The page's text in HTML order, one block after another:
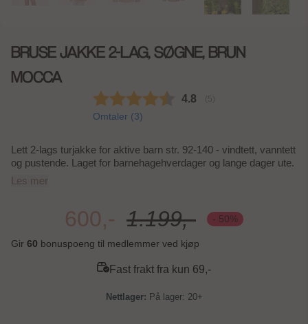
BRUSE JAKKE 2-LAG, SØGNE, BRUN
MOCCA
Gjennomsnittskarakter:
4.8
Omtaler (3)
Lett 2-lags turjakke for aktive barn str. 92-140 - vindtett, vanntett
og pustende. Laget for barnehagehverdager og lange dager ute.
Les mer
600,- 1.199,- - 50%
Gir 60 bonuspoeng til medlemmer ved kjøp
Fast frakt fra kun 69,-
På lager: 20+